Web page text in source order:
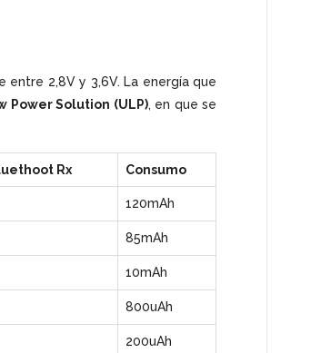
entre 2,8V y 3,6V. La energía que
Power Solution (ULP), en que se
Rx Consumo
120mAh
85mAh
10mAh
800uAh
200uAh